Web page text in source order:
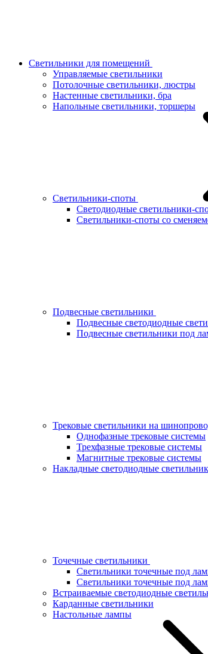
Светильники для помещений
Управляемые светильники
Потолочные светильники, люстры
Настенные светильники, бра
Напольные светильники, торшеры
Светильники-споты
Светодиодные светильники-
Светильники-споты со
Подвесные светильники
Подвесные светодиодные
Подвесные светильники под
Трековые светильники на
Однофазные трековые системы
Трехфазные трековые системы
Магнитные трековые системы
Накладные светодиодные
Точечные светильники
Светильники точечные под
Светильники точечные под
Встраиваемые светодиодные
Карданные светильники
Настольные лампы